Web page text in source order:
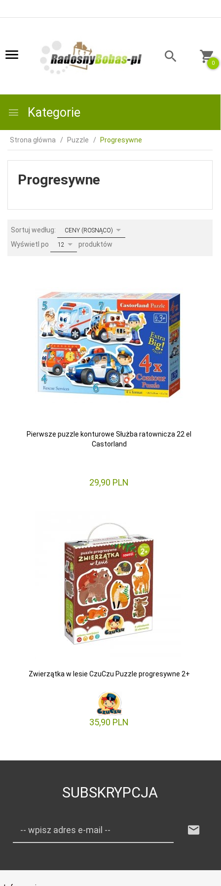
0
Kategorie
Strona główna Puzzle Progresywne
Progresywne
Sortuj według: sortCENY (ROSNĄCO)
Wyświetl po pop12 produktów
Pierwsze puzzle konturowe Służba ratownicza 22 el
Castorland
29,90 PLN
Zwierzątka w lesie CzuCzu Puzzle progresywne 2+
35,90 PLN
SUBSKRYPCJA
-- wpisz adres e-mail --